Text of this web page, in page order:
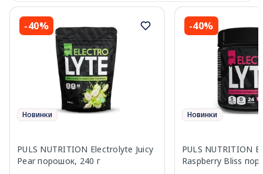
-40%
Новинки
PULS NUTRITION Electrolyte Juicy
Pear порошок, 240 г
-40%
Новинки
PULS NUTRITION
Raspberry Bliss